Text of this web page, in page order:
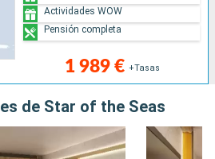
1 989 € +Tasas
Actividades WOW
Pensión completa
de Star of the Seas